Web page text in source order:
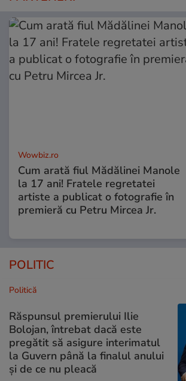
Wowbiz.ro
Cum arată fiul Mădălinei Manole
la 17 ani! Fratele regretatei
artiste a publicat o fotografie în
premieră cu Petru Mircea Jr.
POLITIC
Politică
Răspunsul premierului Ilie
Bolojan, întrebat dacă este
pregătit să asigure interimatul
la Guvern până la finalul anului
și de ce nu pleacă